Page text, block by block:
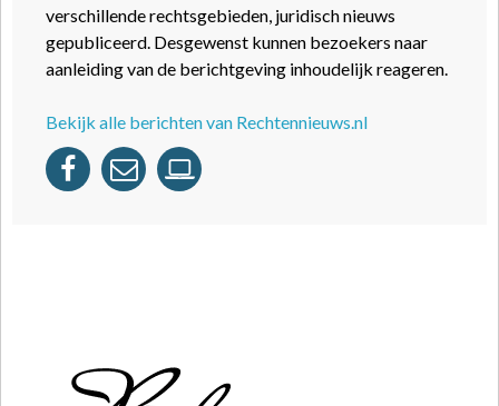
verschillende rechtsgebieden, juridisch nieuws
gepubliceerd. Desgewenst kunnen bezoekers naar
aanleiding van de berichtgeving inhoudelijk reageren.
Bekijk alle berichten van Rechtennieuws.nl